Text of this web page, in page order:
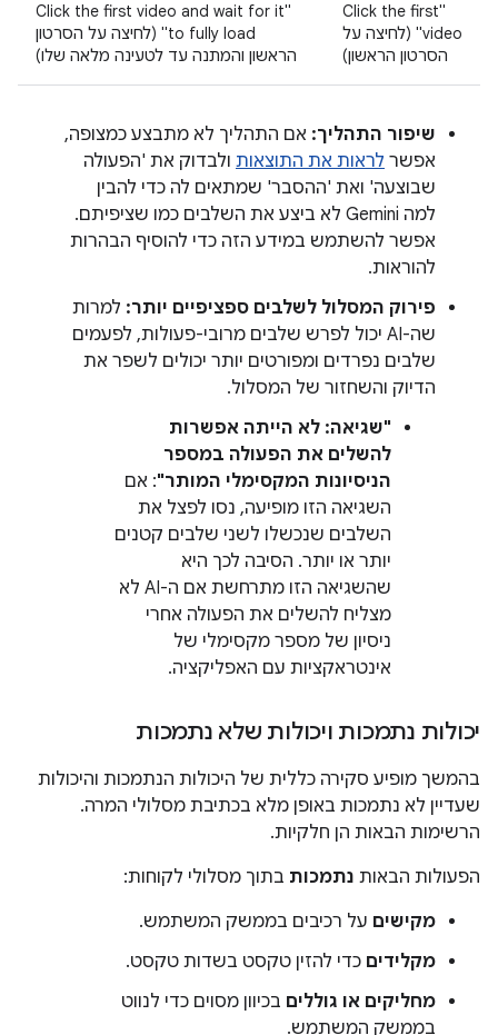
‫"Click the first
video" ‏(לחיצה על
הסרטון הראשון)
‫"Click the first video and wait for it
to fully load" ‏(לחיצה על הסרטון
הראשון והמתנה עד לטעינה מלאה שלו)
שיפור התהליך: אם התהליך לא מתבצע כמצופה,
אפשר לראות את התוצאות ולבדוק את 'הפעולה
שבוצעה' ואת 'ההסבר' שמתאים לה כדי להבין
למה Gemini לא ביצע את השלבים כמו שציפיתם.
אפשר להשתמש במידע הזה כדי להוסיף הבהרות
להוראות.
פירוק המסלול לשלבים ספציפיים יותר: למרות
שה-AI יכול לפרש שלבים מרובי-פעולות, לפעמים
שלבים נפרדים ומפורטים יותר יכולים לשפר את
הדיוק והשחזור של המסלול.
"שגיאה: לא הייתה אפשרות
להשלים את הפעולה במספר
הניסיונות המקסימלי המותר": אם
השגיאה הזו מופיעה, נסו לפצל את
השלבים שנכשלו לשני שלבים קטנים
יותר או יותר. הסיבה לכך היא
שהשגיאה הזו מתרחשת אם ה-AI לא
מצליח להשלים את הפעולה אחרי
ניסיון של מספר מקסימלי של
אינטראקציות עם האפליקציה.
יכולות נתמכות ויכולות שלא נתמכות
בהמשך מופיע סקירה כללית של היכולות הנתמכות והיכולות
שעדיין לא נתמכות באופן מלא בכתיבת מסלולי המרה.
הרשימות הבאות הן חלקיות.
הפעולות הבאות נתמכות בתוך מסלולי לקוחות:
מקישים על רכיבים בממשק המשתמש.
מקלידים כדי להזין טקסט בשדות טקסט.
מחליקים או גוללים בכיוון מסוים כדי לנווט
בממשק המשתמש.